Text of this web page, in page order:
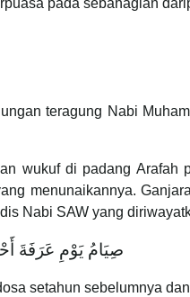
pada sebahagian
teragung Nabi
wukuf di padang Arafah
menunaikannya.
Nabi SAW yang
صِيَامُ يَوْمِ عَرَفَةَ
setahun sebelumnya